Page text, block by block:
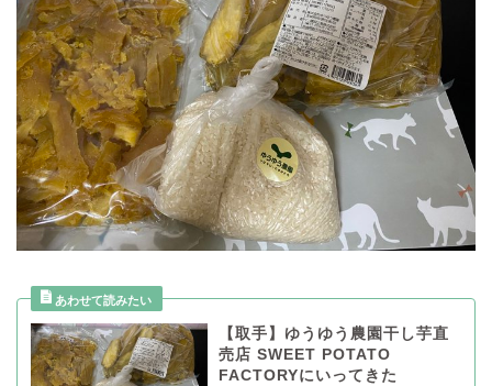
【取手】ゆうゆう農園干し芋直
売店 SWEET POTATO
FACTORYにいってきた